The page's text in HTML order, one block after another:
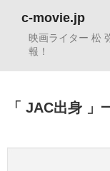
c-movie.jp
映画ライター 松
報！
JAC出身